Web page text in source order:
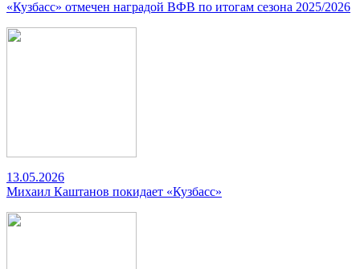
«Кузбасс» отмечен наградой ВФВ по итогам сезона 2025/2026
13.05.2026
Михаил Каштанов покидает «Кузбасс»